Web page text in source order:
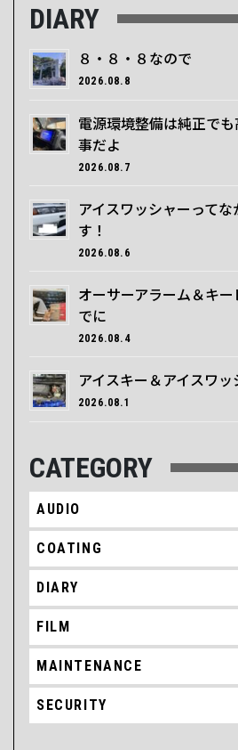
DIARY
８・８・８なので
2026.08.8
電源環境整備は純正で
事だよ
2026.08.7
アイスワッシャーって
す！
2026.08.6
オーサーアラーム＆キ
でに
2026.08.4
アイスキー＆アイスワッ
2026.08.1
CATEGORY
AUDIO
COATING
DIARY
FILM
MAINTENANCE
SECURITY